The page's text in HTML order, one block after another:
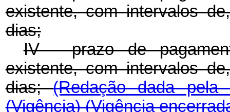
existente, com intervalos
dias;
IV - prazo de
existente, com intervalos
dias;(Redação dada pela
(Vigência)(Vigência